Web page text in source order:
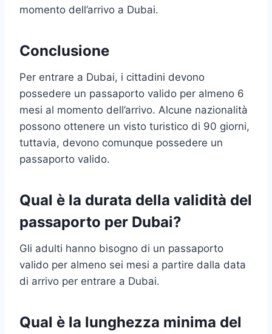
momento dell’arrivo a Dubai.
Conclusione
Per entrare a Dubai, i cittadini devono
possedere un passaporto valido per almeno 6
mesi al momento dell’arrivo. Alcune nazionalità
possono ottenere un visto turistico di 90 giorni,
tuttavia, devono comunque possedere un
passaporto valido.
Qual è la durata della validità del
passaporto per Dubai?
Gli adulti hanno bisogno di un passaporto
valido per almeno sei mesi a partire dalla data
di arrivo per entrare a Dubai.
Qual è la lunghezza minima del